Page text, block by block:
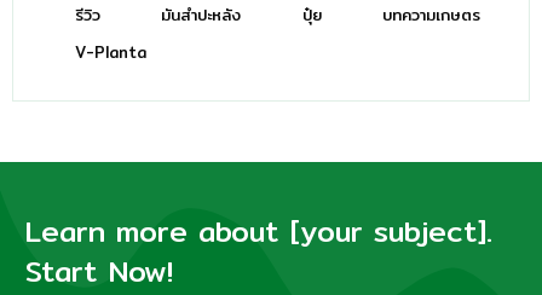
รีวิว มันสำปะหลัง ปุ๋ย
บทความเกษตร
V-Planta
Learn more about [your subject].
Start Now!